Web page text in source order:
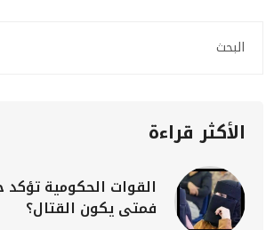
الأكثر قراءة
القوات الحكومية تؤكد
فمتى يكون القتال؟